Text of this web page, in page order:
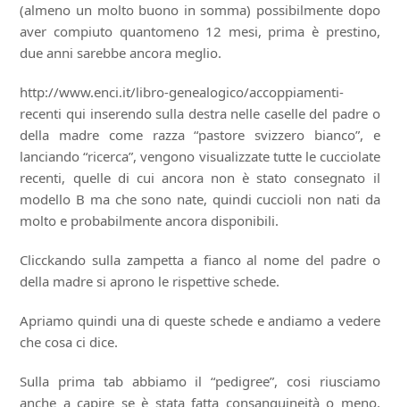
(almeno un molto buono in somma) possibilmente dopo
aver compiuto quantomeno 12 mesi, prima è prestino,
due anni sarebbe ancora meglio.
http://www.enci.it/libro-genealogico/accoppiamenti-
recenti qui inserendo sulla destra nelle caselle del padre o
della madre come razza “pastore svizzero bianco”, e
lanciando “ricerca”, vengono visualizzate tutte le cucciolate
recenti, quelle di cui ancora non è stato consegnato il
modello B ma che sono nate, quindi cuccioli non nati da
molto e probabilmente ancora disponibili.
Clicckando sulla zampetta a fianco al nome del padre o
della madre si aprono le rispettive schede.
Apriamo quindi una di queste schede e andiamo a vedere
che cosa ci dice.
Sulla prima tab abbiamo il “pedigree”, cosi riusciamo
anche a capire se è stata fatta consanguineità o meno,